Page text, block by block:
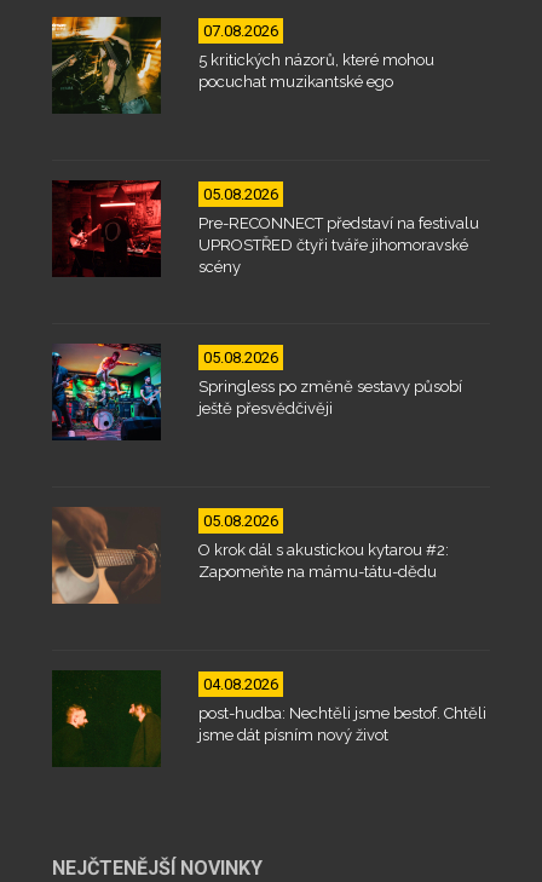
07.08.2026
5 kritických názorů, které mohou
pocuchat muzikantské ego
05.08.2026
Pre-RECONNECT představí na festivalu
UPROSTŘED čtyři tváře jihomoravské
scény
05.08.2026
Springless po změně sestavy působí
ještě přesvědčivěji
05.08.2026
O krok dál s akustickou kytarou #2:
Zapomeňte na mámu-tátu-dědu
04.08.2026
post-hudba: Nechtěli jsme bestof. Chtěli
jsme dát písním nový život
NEJČTENĚJŠÍ NOVINKY